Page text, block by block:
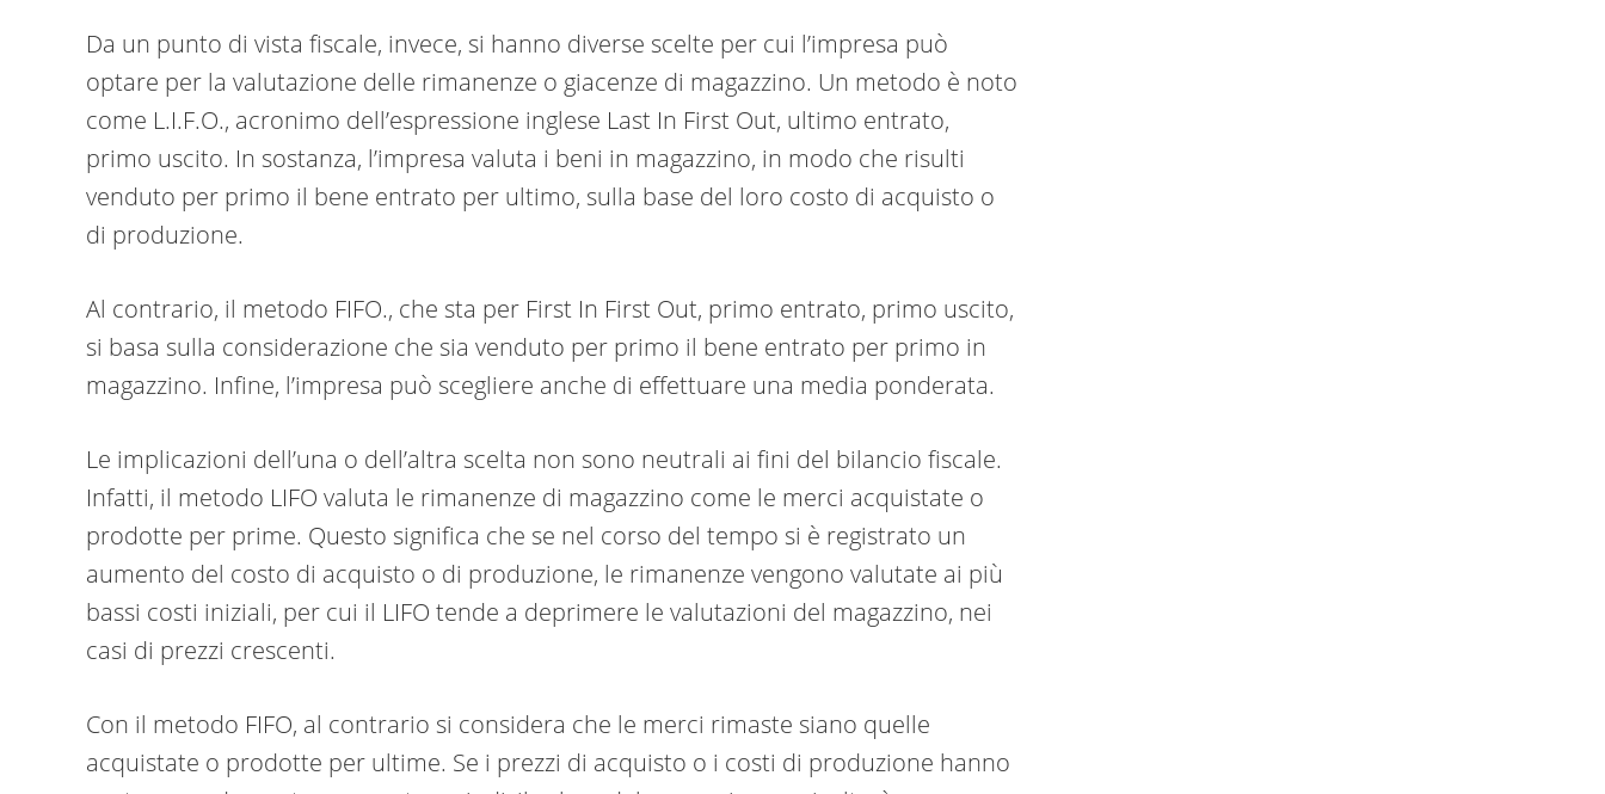
Da un punto di vista fiscale, invece, si hanno diverse scelte per cui l’impresa può
optare per la valutazione delle rimanenze o giacenze di magazzino. Un metodo è noto
come L.I.F.O., acronimo dell’espressione inglese Last In First Out, ultimo entrato,
primo uscito. In sostanza, l’impresa valuta i beni in magazzino, in modo che risulti
venduto per primo il bene entrato per ultimo, sulla base del loro costo di acquisto o
di produzione.
Al contrario, il metodo FIFO., che sta per First In First Out, primo entrato, primo uscito,
si basa sulla considerazione che sia venduto per primo il bene entrato per primo in
magazzino. Infine, l’impresa può scegliere anche di effettuare una media ponderata.
Le implicazioni dell’una o dell’altra scelta non sono neutrali ai fini del bilancio fiscale.
Infatti, il metodo LIFO valuta le rimanenze di magazzino come le merci acquistate o
prodotte per prime. Questo significa che se nel corso del tempo si è registrato un
aumento del costo di acquisto o di produzione, le rimanenze vengono valutate ai più
bassi costi iniziali, per cui il LIFO tende a deprimere le valutazioni del magazzino, nei
casi di prezzi crescenti.
Con il metodo FIFO, al contrario si considera che le merci rimaste siano quelle
acquistate o prodotte per ultime. Se i prezzi di acquisto o i costi di produzione hanno